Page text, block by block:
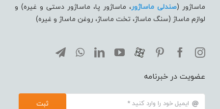
ماساژور (صندلی ماساژور، ماساژور پا، ماساژور دستی و غیره) و
لوازم ماساژ (سنگ ماساژ، تخت ماساژ، روغن ماساژ و غیره)
عضویت در خبرنامه
ثبت